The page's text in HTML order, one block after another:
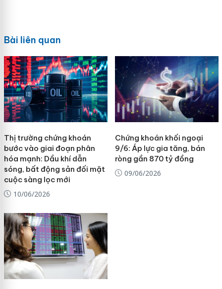
Bài liên quan
Thị trường chứng khoán
bước vào giai đoạn phân
hóa mạnh: Dầu khí dẫn
sóng, bất động sản đối mặt
cuộc sàng lọc mới
10/06/2026
Chứng khoán khối ngoại
9/6: Áp lực gia tăng, bán
ròng gần 870 tỷ đồng
09/06/2026